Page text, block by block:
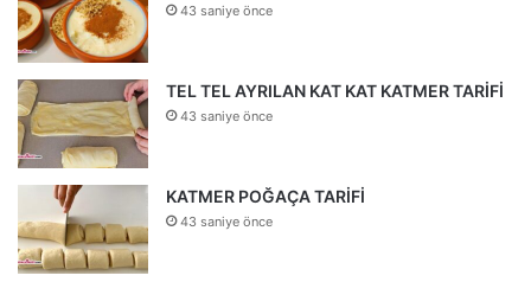
43 saniye önce
TEL TEL AYRILAN KAT KAT KATMER TARİFİ
43 saniye önce
KATMER POĞAÇA TARİFİ
43 saniye önce